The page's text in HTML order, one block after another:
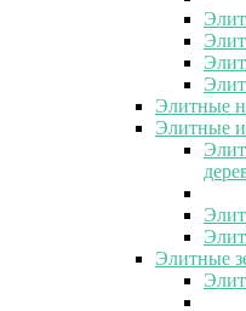
Элитные
Элитные
Элитные